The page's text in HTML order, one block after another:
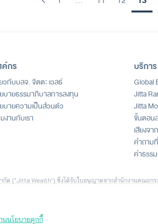
Previous
กร
วกับบลจ. จิตตะ เวลธ์
บายธรรมาภิบาลการลงทุน
บายความเป็นส่วนตัว
งานกับเรา
บริการ
Global
Jitta
Jitta
ขั้นตอน
เสียงจ
คำถาม
ค่าธรร
ด (“Jitta Wealth”) ซึ่งได้รับใบอนุญาตจากสำนักงานคณะ
(“Jitta.com”) เพื่อสนับสนุนการตัดสินใจลงทุน ทั้งนี้ ข้อมู
อสมมติฐานทางสถิติ เพื่อใช้ประกอบการอธิบายบริการเท่
เทศ ผลตอบแทนของผู้ลงทุนแต่ละรายอาจแตกต่างกัน ขึ้นอ
งทุนที่นำเสนอ เป็นเพียงบางกรณีซึ่งได้รับความยินยอมในก
าหมายการลงทุนส่วนบุคคล ระดับความเสี่ยงที่ยอมรับได้ แ
นนโยบายคุกกี้